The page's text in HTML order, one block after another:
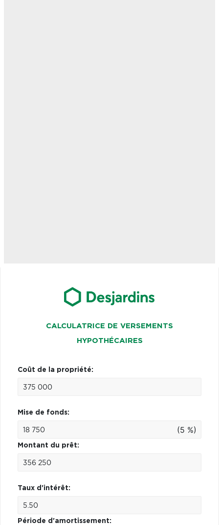
CALCULATRICE DE VERSEMENTS
HYPOTHÉCAIRES
Coût de la propriété:
Mise de fonds:
(5 %)
Montant du prêt:
Taux d'intérêt:
Période d'amortissement: